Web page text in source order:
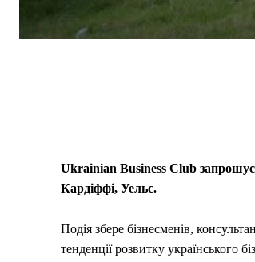
Ukrainian Business Club запрошує
Кардіффі, Уельс.
Подія збере бізнесменів,
тенденції розвитку українського